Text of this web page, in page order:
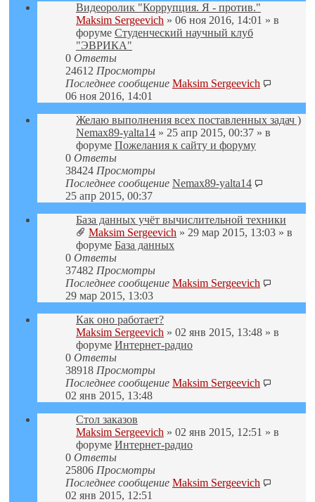
Видеоролик "Коррупция. Я - против."
Maksim Sergeevich » 06 ноя 2016, 14:01 » в
форуме Студенческий научный клуб
"ЭВРИКА"
0 Ответы
24612 Просмотры
Последнее сообщение Maksim Sergeevich
06 ноя 2016, 14:01
Желаю выполнения всех поставленных задач )
Nemax89-yalta14 » 25 апр 2015, 00:37 » в
форуме Пожелания к сайту и форуму
0 Ответы
38424 Просмотры
Последнее сообщение Nemax89-yalta14
25 апр 2015, 00:37
База данных учёт вычислительной техники
Maksim Sergeevich » 29 мар 2015, 13:03 » в
форуме База данных
0 Ответы
37482 Просмотры
Последнее сообщение Maksim Sergeevich
29 мар 2015, 13:03
Как оно работает?
Maksim Sergeevich » 02 янв 2015, 13:48 » в
форуме Интернет-радио
0 Ответы
38918 Просмотры
Последнее сообщение Maksim Sergeevich
02 янв 2015, 13:48
Стол заказов
Maksim Sergeevich » 02 янв 2015, 12:51 » в
форуме Интернет-радио
0 Ответы
25806 Просмотры
Последнее сообщение Maksim Sergeevich
02 янв 2015, 12:51